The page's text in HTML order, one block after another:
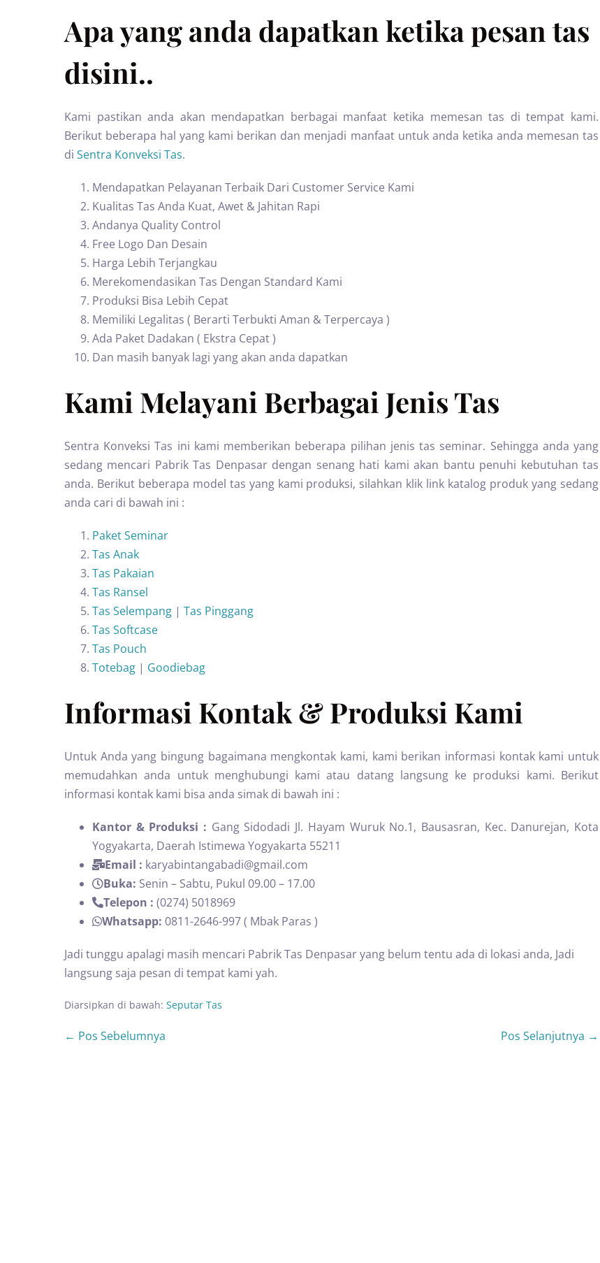
Apa yang anda dapatkan ketika pesan tas
disini..
Kami pastikan anda akan mendapatkan berbagai manfaat ketika memesan tas di tempat kami.
Berikut beberapa hal yang kami berikan dan menjadi manfaat untuk anda ketika anda memesan tas
di Sentra Konveksi Tas.
Mendapatkan Pelayanan Terbaik Dari Customer Service Kami
Kualitas Tas Anda Kuat, Awet & Jahitan Rapi
Andanya Quality Control
Free Logo Dan Desain
Harga Lebih Terjangkau
Merekomendasikan Tas Dengan Standard Kami
Produksi Bisa Lebih Cepat
Memiliki Legalitas ( Berarti Terbukti Aman & Terpercaya )
Ada Paket Dadakan ( Ekstra Cepat )
Dan masih banyak lagi yang akan anda dapatkan
Kami Melayani Berbagai Jenis Tas
Sentra Konveksi Tas ini kami memberikan beberapa pilihan jenis tas seminar. Sehingga anda yang
sedang mencari Pabrik Tas Denpasar dengan senang hati kami akan bantu penuhi kebutuhan tas
anda. Berikut beberapa model tas yang kami produksi, silahkan klik link katalog produk yang sedang
anda cari di bawah ini :
Paket Seminar
Tas Anak
Tas Pakaian
Tas Ransel
Tas Selempang | Tas Pinggang
Tas Softcase
Tas Pouch
Totebag | Goodiebag
Informasi Kontak & Produksi Kami
Untuk Anda yang bingung bagaimana mengkontak kami, kami berikan informasi kontak kami untuk
memudahkan anda untuk menghubungi kami atau datang langsung ke produksi kami. Berikut
informasi kontak kami bisa anda simak di bawah ini :
Kantor & Produksi : Gang Sidodadi Jl. Hayam Wuruk No.1, Bausasran, Kec. Danurejan, Kota
Yogyakarta, Daerah Istimewa Yogyakarta 55211
Email : karyabintangabadi@gmail.com
Buka: Senin – Sabtu, Pukul 09.00 – 17.00
Telepon : (0274) 5018969
Whatsapp: 0811-2646-997 ( Mbak Paras )
Jadi tunggu apalagi masih mencari Pabrik Tas Denpasar yang belum tentu ada di lokasi anda, Jadi
langsung saja pesan di tempat kami yah.
Diarsipkan di bawah: Seputar Tas
← Pos Sebelumnya Pos Selanjutnya →